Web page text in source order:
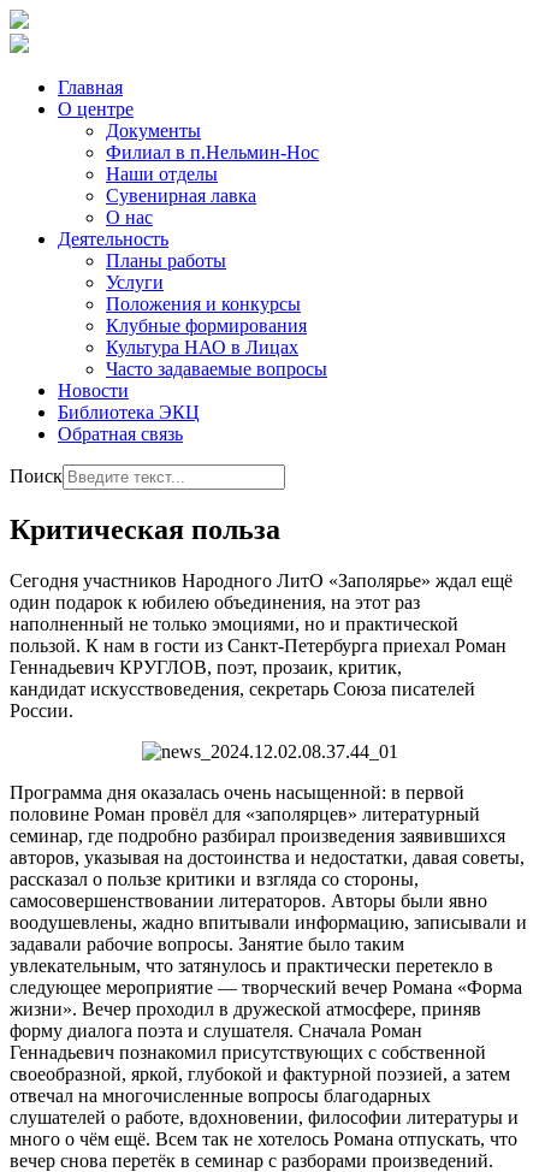
Главная
О центре
Документы
Филиал в п.Нельмин-Нос
Наши отделы
Сувенирная лавка
О нас
Деятельность
Планы работы
Услуги
Положения и конкурсы
Клубные формирования
Культура НАО в Лицах
Часто задаваемые вопросы
Новости
Библиотека ЭКЦ
Обратная связь
Поиск
Критическая польза
Сегодня участников Народного ЛитО «Заполярье» ждал ещё
один подарок к юбилею объединения, на этот раз
наполненный не только эмоциями, но и практической
пользой. К нам в гости из Санкт-Петербурга приехал Роман
Геннадьевич КРУГЛОВ, поэт, прозаик, критик,
кандидат искусствоведения, секретарь Союза писателей
России.
Программа дня оказалась очень насыщенной: в первой
половине Роман провёл для «заполярцев» литературный
семинар, где подробно разбирал произведения заявившихся
авторов, указывая на достоинства и недостатки, давая советы,
рассказал о пользе критики и взгляда со стороны,
самосовершенствовании литераторов. Авторы были явно
воодушевлены, жадно впитывали информацию, записывали и
задавали рабочие вопросы. Занятие было таким
увлекательным, что затянулось и практически перетекло в
следующее мероприятие — творческий вечер Романа «Форма
жизни». Вечер проходил в дружеской атмосфере, приняв
форму диалога поэта и слушателя. Сначала Роман
Геннадьевич познакомил присутствующих с собственной
своеобразной, яркой, глубокой и фактурной поэзией, а затем
отвечал на многочисленные вопросы благодарных
слушателей о работе, вдохновении, философии литературы и
много о чём ещё. Всем так не хотелось Романа отпускать, что
вечер снова перетёк в семинар с разборами произведений.